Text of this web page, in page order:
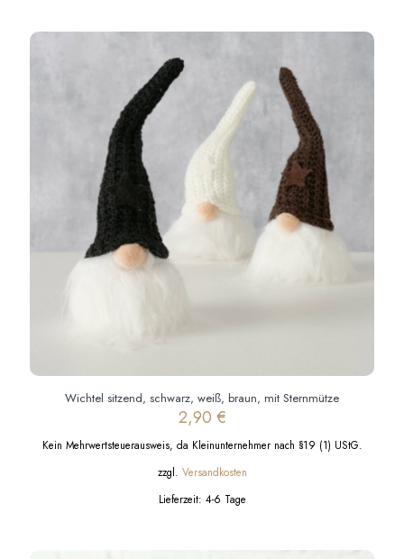
Wichtel sitzend, schwarz, weiß, braun, mit Sternmütze
2,90 €
Kein Mehrwertsteuerausweis, da Kleinunternehmer nach §19 (1) UStG.
zzgl. Versandkosten
Lieferzeit: 4-6 Tage